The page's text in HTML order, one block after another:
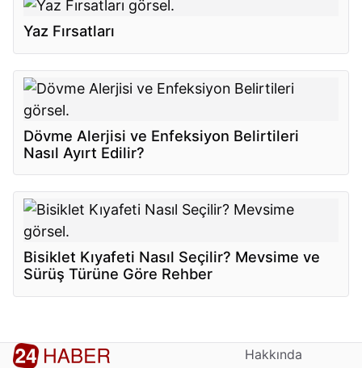
Yaz Fırsatları
Dövme Alerjisi ve Enfeksiyon Belirtileri
Nasıl Ayırt Edilir?
Bisiklet Kıyafeti Nasıl Seçilir? Mevsime ve
Sürüş Türüne Göre Rehber
Hakkında